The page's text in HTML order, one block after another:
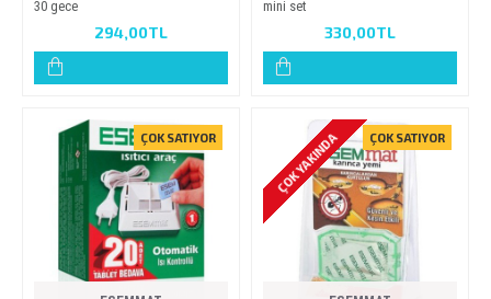
30 gece
294,00TL
mi̇ni̇ set
330,00TL
ÇOK SATIYOR ÇOK SATIYOR
ÇOK YAKINDA